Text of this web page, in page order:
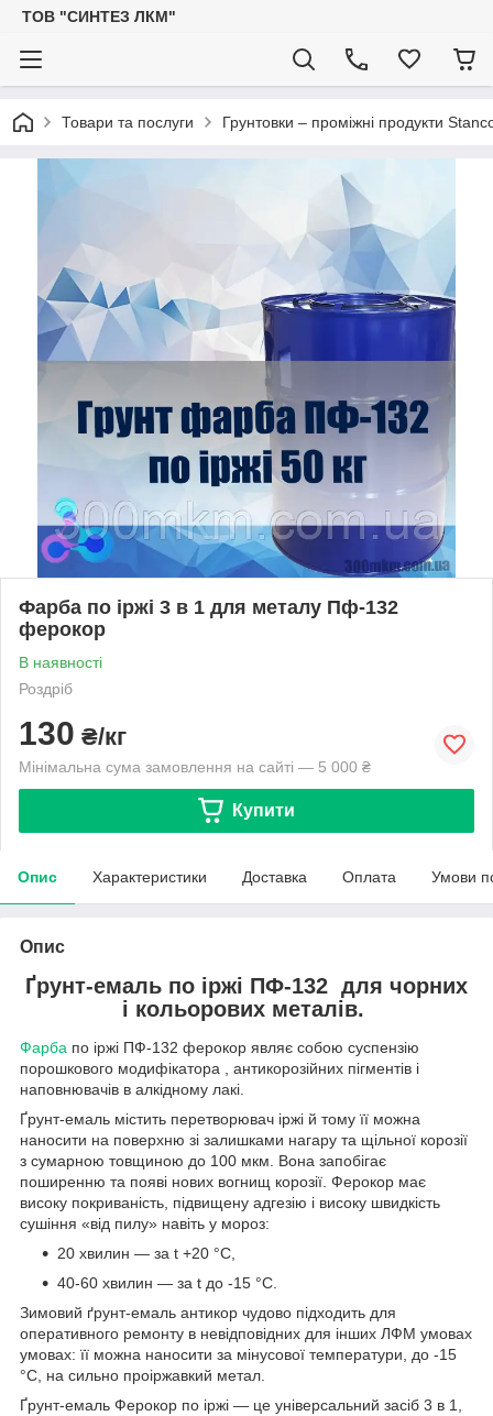
ТОВ "СИНТЕЗ ЛКМ"
Товари та послуги Грунтовки – проміжні продукти
Фарба по іржі 3 в 1 для металу Пф-132
ферокор
В наявності
Роздріб
130 ₴/кг
Мінімальна сума замовлення на сайті — 5 000 ₴
Купити
Опис Характеристики Доставка Оплата Умови
Опис
Ґрунт-емаль по іржі ПФ-132 для чорних
і кольорових металів.
Фарба по іржі ПФ-132 ферокор являє собою суспензію
порошкового модифікатора , антикорозійних пігментів і
наповнювачів в алкідному лакі.
Ґрунт-емаль містить перетворювач іржі й тому її можна
наносити на поверхню зі залишками нагару та щільної корозії
з сумарною товщиною до 100 мкм. Вона запобігає
поширенню та появі нових вогнищ корозії. Ферокор має
високу покриваність, підвищену адгезію і високу швидкість
сушіння «від пилу» навіть у мороз:
20 хвилин — за t +20 °C,
40-60 хвилин — за t до -15 °C.
Зимовий ґрунт-емаль антикор чудово підходить для
оперативного ремонту в невідповідних для інших ЛФМ умовах
умовах: її можна наносити за мінусової температури, до -15
°C, на сильно проіржавкий метал.
Ґрунт-емаль Ферокор по іржі — це універсальний засіб 3 в 1,